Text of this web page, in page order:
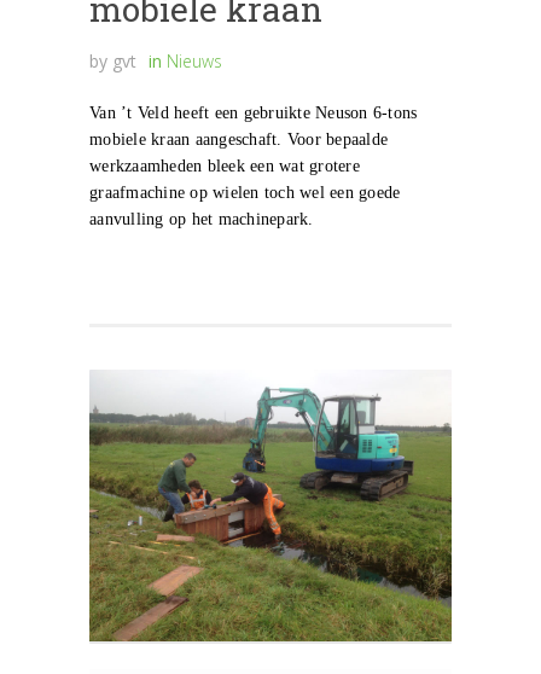
mobiele kraan
by gvt in Nieuws
Van ’t Veld heeft een gebruikte Neuson 6-tons
mobiele kraan aangeschaft. Voor bepaalde
werkzaamheden bleek een wat grotere
graafmachine op wielen toch wel een goede
aanvulling op het machinepark.